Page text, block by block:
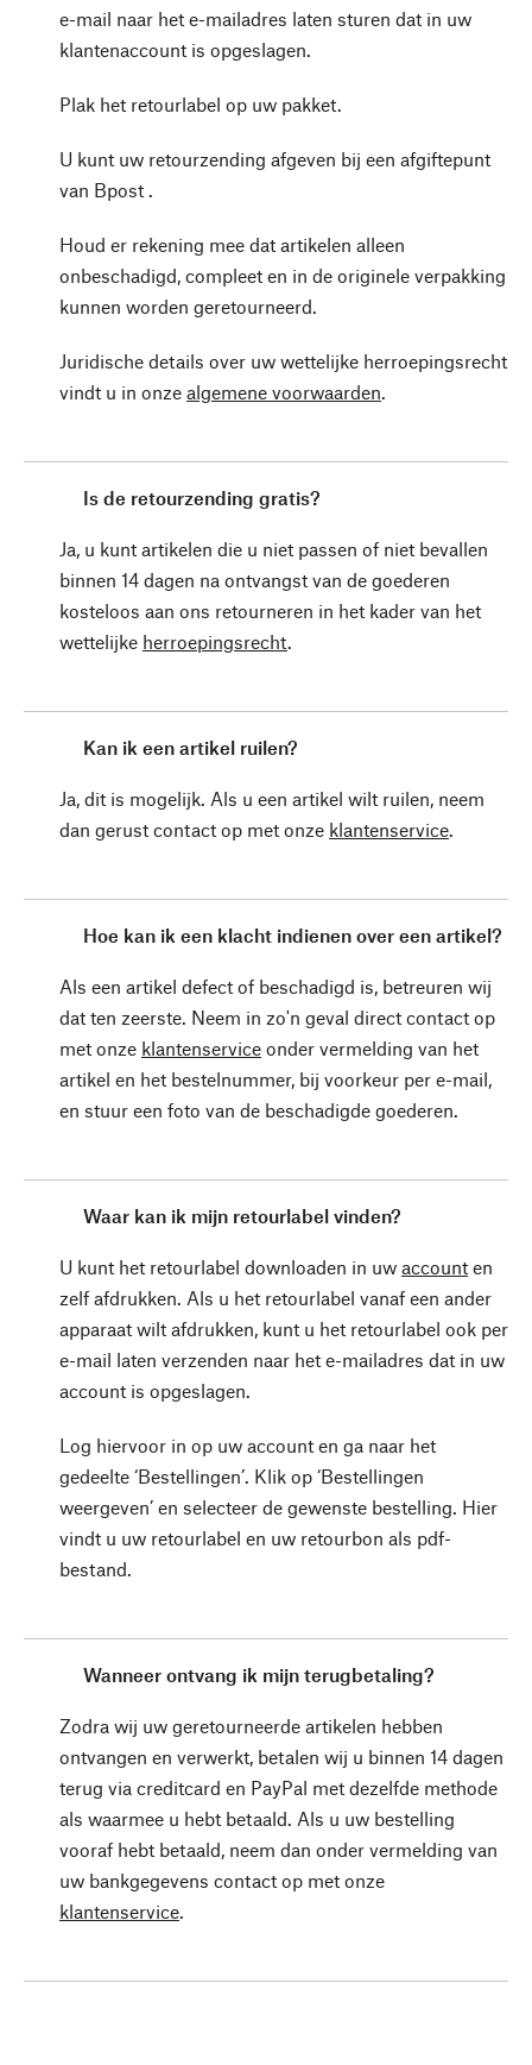
e-mail naar het e-mailadres laten sturen dat in uw
klantenaccount is opgeslagen.
Plak het retourlabel op uw pakket.
U kunt uw retourzending afgeven bij een afgiftepunt
van Bpost .
Houd er rekening mee dat artikelen alleen
onbeschadigd, compleet en in de originele verpakking
kunnen worden geretourneerd.
Juridische details over uw wettelijke herroepingsrecht
vindt u in onze algemene voorwaarden.
Is de retourzending gratis?
Ja, u kunt artikelen die u niet passen of niet bevallen
binnen 14 dagen na ontvangst van de goederen
kosteloos aan ons retourneren in het kader van het
wettelijke herroepingsrecht.
Kan ik een artikel ruilen?
Ja, dit is mogelijk. Als u een artikel wilt ruilen, neem
dan gerust contact op met onze klantenservice.
Hoe kan ik een klacht indienen over een artikel?
Als een artikel defect of beschadigd is, betreuren wij
dat ten zeerste. Neem in zo'n geval direct contact op
met onze klantenservice onder vermelding van het
artikel en het bestelnummer, bij voorkeur per e-mail,
en stuur een foto van de beschadigde goederen.
Waar kan ik mijn retourlabel vinden?
U kunt het retourlabel downloaden in uw account en
zelf afdrukken. Als u het retourlabel vanaf een ander
apparaat wilt afdrukken, kunt u het retourlabel ook per
e-mail laten verzenden naar het e-mailadres dat in uw
account is opgeslagen.
Log hiervoor in op uw account en ga naar het
gedeelte ‘Bestellingen’. Klik op ‘Bestellingen
weergeven’ en selecteer de gewenste bestelling. Hier
vindt u uw retourlabel en uw retourbon als pdf-
bestand.
Wanneer ontvang ik mijn terugbetaling?
Zodra wij uw geretourneerde artikelen hebben
ontvangen en verwerkt, betalen wij u binnen 14 dagen
terug via creditcard en PayPal met dezelfde methode
als waarmee u hebt betaald. Als u uw bestelling
vooraf hebt betaald, neem dan onder vermelding van
uw bankgegevens contact op met onze
klantenservice.